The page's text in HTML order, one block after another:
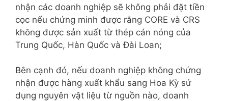
nhận các doanh nghiệp sẽ không phải đặt tiền
cọc nếu chứng minh được rằng CORE và CRS
không được sản xuất từ thép cán nóng của
Trung Quốc, Hàn Quốc và Đài Loan;
Bên cạnh đó, nếu doanh nghiệp không chứng
nhận được hàng xuất khẩu sang Hoa Kỳ sử
dụng nguyên vật liệu từ nguồn nào, doanh